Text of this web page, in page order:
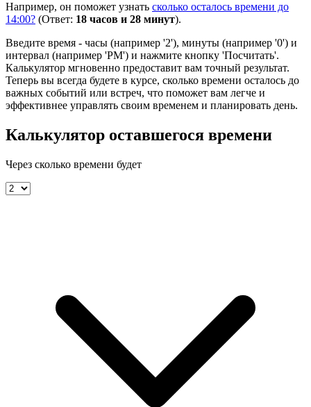
Например, он поможет узнать сколько осталось времени до
14:00? (Ответ: 18 часов и 28 минут).
Введите время - часы (например '2'), минуты (например '0') и
интервал (например 'PM') и нажмите кнопку 'Посчитать'.
Калькулятор мгновенно предоставит вам точный результат.
Теперь вы всегда будете в курсе, сколько времени осталось до
важных событий или встреч, что поможет вам легче и
эффективнее управлять своим временем и планировать день.
Калькулятор оставшегося времени
Через сколько времени будет